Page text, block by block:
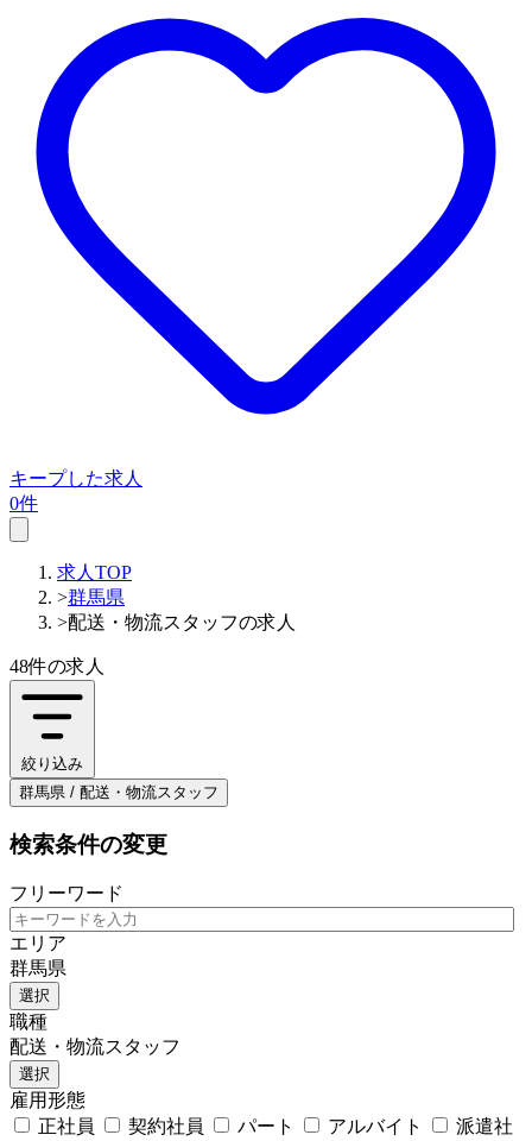
キープした求人
0件
求人TOP
>群馬県
>配送・物流スタッフの求人
48件の求人
絞り込み
群馬県 / 配送・物流スタッフ
検索条件の変更
フリーワード
エリア
群馬県
選択
職種
配送・物流スタッフ
選択
雇用形態
正社員
契約社員 パート アルバイト
派遣社